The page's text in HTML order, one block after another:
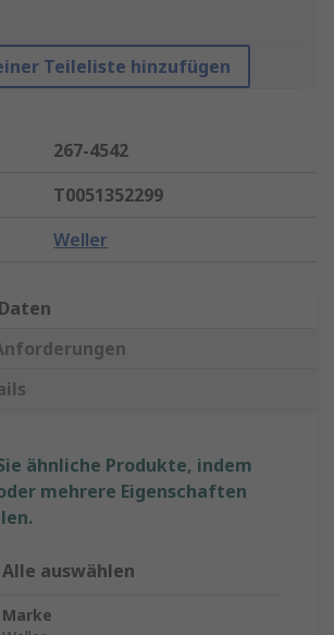
Teileliste hinzufügen
267-4542
T0051352299
Weller
ähnliche Produkte, indem
mehrere Eigenschaften
Alle auswählen
Marke